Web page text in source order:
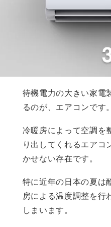
待機電力の大きい家電
るのが、エアコンです。
冷暖房によって空調を
り出してくれるエアコ
かせない存在です。
特に近年の日本の夏は
房による温度調整を行
しまいます。